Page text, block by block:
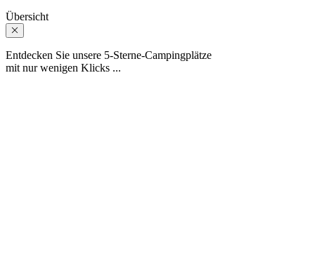
Übersicht
Entdecken Sie unsere 5-Sterne-Campingplätze
mit nur wenigen Klicks ...